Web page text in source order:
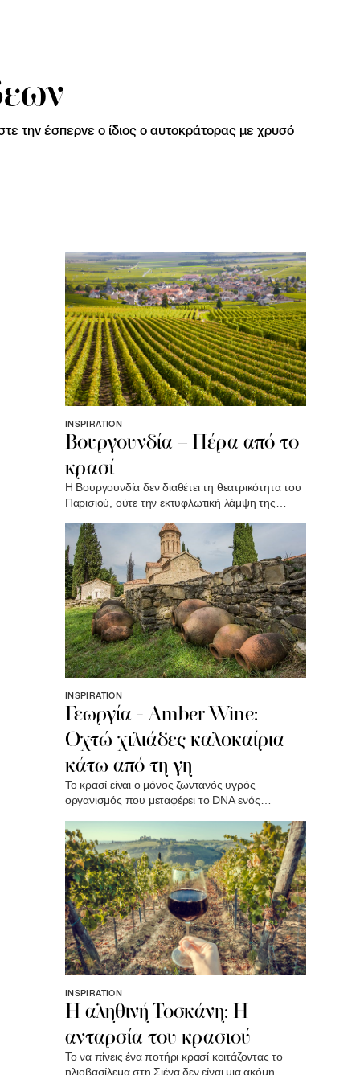
την έσπερνε ο ίδιος ο αυτοκράτορας με χρυσό
INSPIRATION
Βουργουνδία – Πέρα από το
κρασί
Η Βουργουνδία δεν διαθέτει τη θεατρικότητα του
Παρισιού, ούτε την εκτυφλωτική λάμψη της
Βρίσκεται σε ένα ποτήρι που γεμίζει χωρίς
βιασύνη, σε μια πέτρινη πρόσοψη που άντεξε
αιώνες, σε έναν δρόμο που περνά ανάμεσα στα
αμπέλια..
INSPIRATION
Γεωργία - Amber Wine:
Οχτώ χιλιάδες καλοκαίρια
κάτω από τη γη
Το κρασί είναι ο μόνος ζωντανός υγρός
οργανισμός που μεταφέρει το DNA ενός
ανοίγεις ένα μπουκάλι, ελευθερώνεις μια χρονική
κάψουλα..
INSPIRATION
Η αληθινή Τοσκάνη: Η
ανταρσία του κρασιού
Το να πίνεις ένα ποτήρι κρασί κοιτάζοντας το
ηλιοβασίλεμα στη Σιένα δεν είναι μια ακόμη